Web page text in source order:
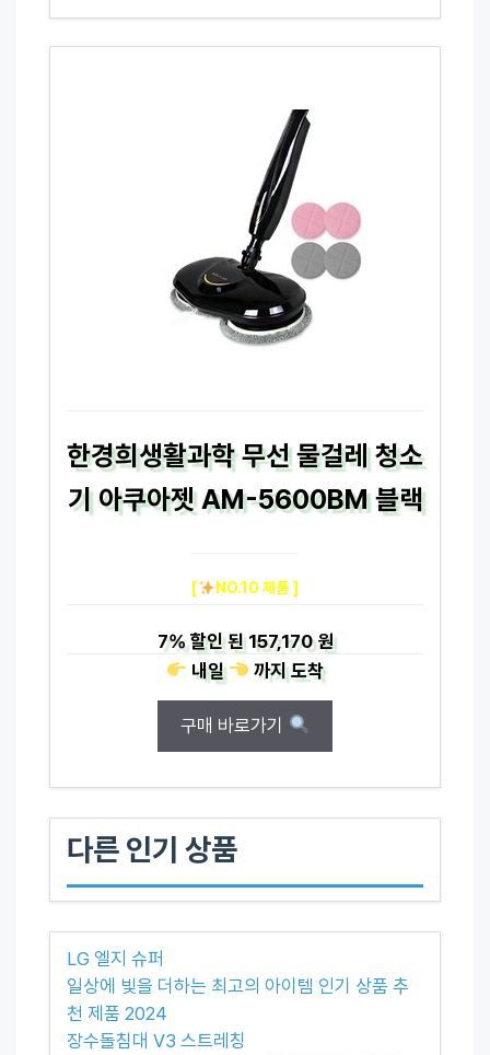
한경희생활과학 무선 물걸레 청소
기 아쿠아젯 AM-5600BM 블랙
[ NO.10 제품 ]
7%할인 된157,170 원
내일
까지도착
구매 바로가기
다른 인기 상품
LG 엘지 슈퍼
일상에 빛을 더하는 최고의 아이템 인기 상품 추
천 제품 2024
장수돌침대 V3 스트레칭